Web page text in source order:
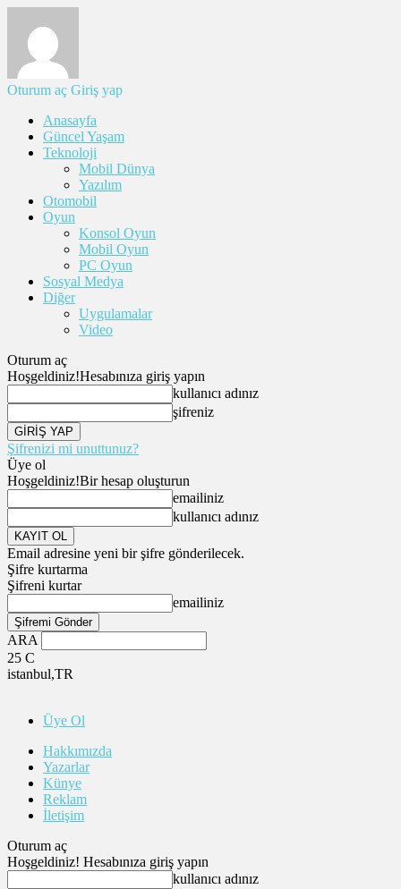
Oturum aç Giriş yap
Anasayfa
Güncel Yaşam
Teknoloji
Mobil Dünya
Yazılım
Otomobil
Oyun
Konsol Oyun
Mobil Oyun
PC Oyun
Sosyal Medya
Diğer
Uygulamalar
Video
Oturum aç
Hoşgeldiniz!Hesabınıza giriş yapın
kullanıcı adınız
şifreniz
Şifrenizi mi unuttunuz?
Üye ol
Hoşgeldiniz!Bir hesap oluşturun
emailiniz
kullanıcı adınız
Email adresine yeni bir şifre gönderilecek.
Şifre kurtarma
Şifreni kurtar
emailiniz
ARA
25 C
istanbul,TR
Üye Ol
Hakkımızda
Yazarlar
Künye
Reklam
İletişim
Oturum aç
Hoşgeldiniz! Hesabınıza giriş yapın
kullanıcı adınız